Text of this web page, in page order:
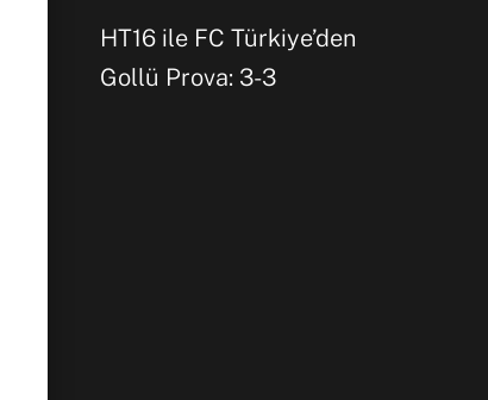
HT16 ile FC Türkiye’den
Gollü Prova: 3-3